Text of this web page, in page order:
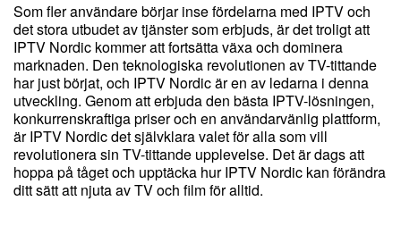
Som fler användare börjar inse fördelarna med IPTV och
det stora utbudet av tjänster som erbjuds, är det troligt att
IPTV Nordic kommer att fortsätta växa och dominera
marknaden. Den teknologiska revolutionen av TV-tittande
har just börjat, och IPTV Nordic är en av ledarna i denna
utveckling. Genom att erbjuda den bästa IPTV-lösningen,
konkurrenskraftiga priser och en användarvänlig plattform,
är IPTV Nordic det självklara valet för alla som vill
revolutionera sin TV-tittande upplevelse. Det är dags att
hoppa på tåget och upptäcka hur IPTV Nordic kan förändra
ditt sätt att njuta av TV och film för alltid.